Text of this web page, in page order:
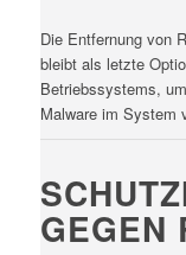
Die Entfernung von
bleibt als letzte
Betriebssystems,
Malware im System
EGEN